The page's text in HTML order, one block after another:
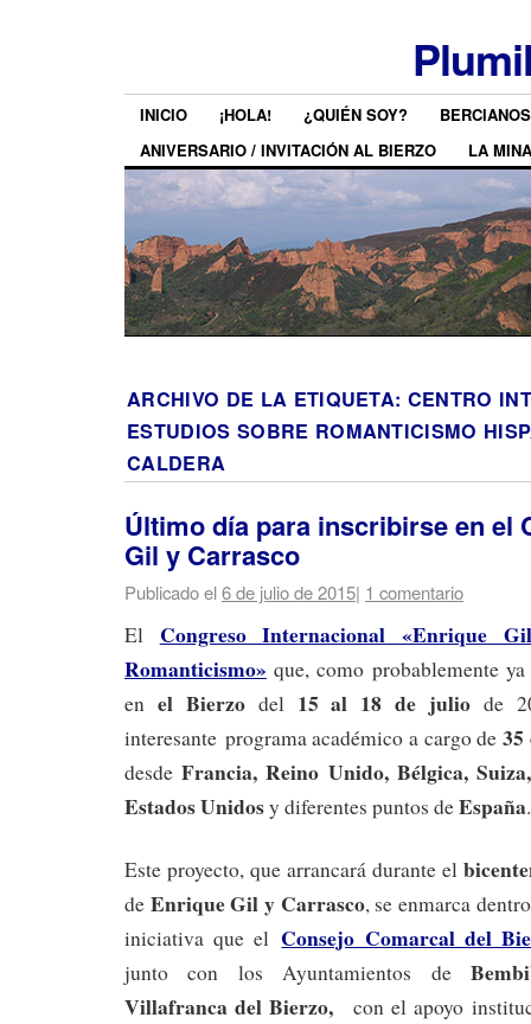
INICIO ¡HOLA! ¿QUIÉN SOY?
ANIVERSARIO / INVITACIÓN AL BIERZO
LA MINA
ARCHIVO DE LA ETIQUETA: CENTRO
ESTUDIOS SOBRE ROMANTICISMO
CALDERA
Último día para inscribirse en el
Gil y Carrasco
Publicado el6 de julio de 2015| 1 comentario
El Congreso Internacional «Enrique
Romanticismo» que, como probablemente
en el Bierzodel 15 al 18 de julio de
interesante programa académico a cargo de35
desdeFrancia, Reino Unido, Bélgica,
Estados Unidosy diferentes puntos deEspaña.
Este proyecto, que arrancará durante el
de Enrique Gil y Carrasco, se enmarca
iniciativa que el Consejo Comarcal del
junto con los Ayuntamientos de
Villafranca del Bierzo, con el apoyo